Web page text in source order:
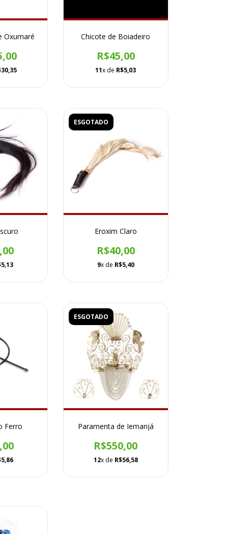
Oxumaré Chicote de Boiadeiro
R$45,00
11x de R$5,03
ESGOTADO
Eroxim Claro
R$40,00
9x de R$5,40
Ferro
ESGOTADO
Paramenta de Iemanjá
R$550,00
12x de R$56,58